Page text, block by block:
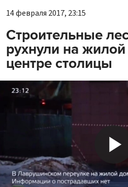
14 февраля 2017, 23:15
Строительные
рухнули на
центре столицы